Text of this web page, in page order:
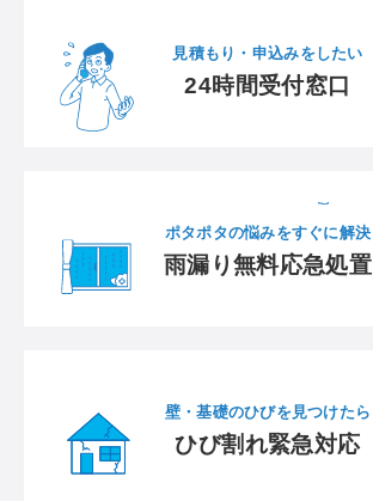
見積もり・申込みをしたい
24時間受付窓口
ポタポタの悩みをすぐに解決
雨漏り無料応急処置
壁・基礎のひびを見つけたら
ひび割れ緊急対応